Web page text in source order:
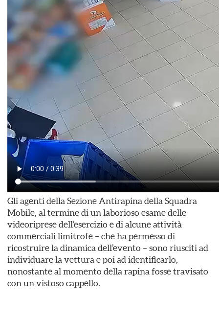
Gli agenti della Sezione Antirapina della Squadra
Mobile, al termine di un laborioso esame delle
videoriprese dell’esercizio e di alcune attività
commerciali limitrofe – che ha permesso di
ricostruire la dinamica dell’evento – sono riusciti ad
individuare la vettura e poi ad identificarlo,
nonostante al momento della rapina fosse travisato
con un vistoso cappello.